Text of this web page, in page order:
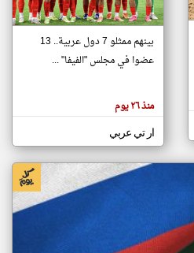
تغيير الدولة
اخبار جزر القمر على مدار الساعة
أهم اخبار جزر القمر العاجلة والمباشرة
بينهم ممثلو 7 دول عربية.. 13
عضوا في مجلس "الفيفا" ...
منذ ٢٦ يوم
ار تي عربي
klyoum.com